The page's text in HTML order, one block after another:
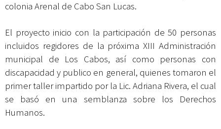
colonia Arenal de Cabo San Lucas.
El proyecto inicio con la participación de 50 personas
incluidos regidores de la próxima XIII Administración
municipal de Los Cabos, así como personas con
discapacidad y publico en general, quienes tomaron el
primer taller impartido por la Lic. Adriana Rivera, el cual
se basó en una semblanza sobre los Derechos
Humanos.